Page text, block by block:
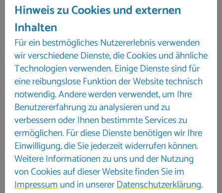
Rücktrittinfo und Stornierungskosten
bis 61 Tage 100,00 €
60-30 Tage 25 %
ab dem 29. Tag 50 %
ab dem 8. Tag vor Reiseantritt 100 %
Kaution 500,00 €
Hinweis zu Cookies und externen
Inhalten
Für ein bestmögliches Nutzererlebnis verwenden
wir verschiedene Dienste, die Cookies und ähnliche
Technologien verwenden. Einige Dienste sind für
eine reibungslose Funktion der Website technisch
notwendig. Andere werden verwendet, um Ihre
Benutzererfahrung zu analysieren und zu
verbessern oder Ihnen bestimmte Services zu
ermöglichen. Für diese Dienste benötigen wir Ihre
Einwilligung, die Sie jederzeit widerrufen können.
Weitere Informationen zu uns und der Nutzung
von Cookies auf dieser Website finden Sie im
Impressumund in unsererDatenschutzerklärung.